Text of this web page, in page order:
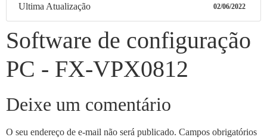
Ultima Atualização 02/06/2022
Software de configuração
PC - FX-VPX0812
Deixe um comentário
O seu endereço de e-mail não será publicado. Campos obrigatórios